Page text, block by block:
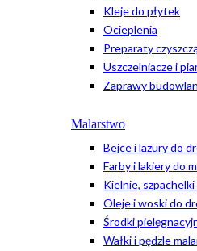
Kleje do płytek
Ocieplenia
Preparaty
Uszczelniacze i
Zaprawy
Malarstwo
Bejce i lazury do
Farby i lakiery do
Kielnie, szpachelki
Oleje i woski do
Środki
Wałki i pędzle